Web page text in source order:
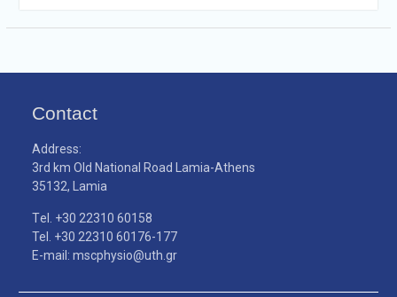
Contact
Address:
3rd km Old National Road Lamia-Athens
35132, Lamia
Τel. +30 22310 60158
Tel. +30 22310 60176-177
E-mail: mscphysio@uth.gr